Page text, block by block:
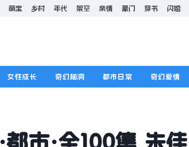
萌宝 乡村 年代 架空 亲情 豪门 穿书 闪婚
女性成长 奇幻脑洞 都市日常 奇幻爱情
市·全100集 朱佳